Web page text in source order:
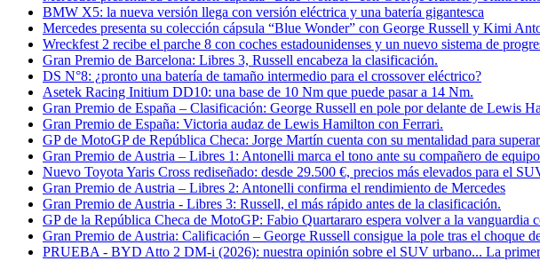
BMW X5: la nueva versión llega con versión eléctrica y una batería gigantesca
Mercedes presenta su colección cápsula “Blue Wonder” con George Russell y Kimi
Wreckfest 2 recibe el parche 8 con coches estadounidenses y un nuevo sistema de
Gran Premio de Barcelona: Libres 3, Russell encabeza la clasificación.
DS N°8: ¿pronto una batería de tamaño intermedio para el crossover eléctrico?
Asetek Racing Initium DD10: una base de 10 Nm que puede pasar a 14 Nm.
Gran Premio de España – Clasificación: George Russell en pole por delante de Lewis
Gran Premio de España: Victoria audaz de Lewis Hamilton con Ferrari.
GP de MotoGP de República Checa: Jorge Martín cuenta con su mentalidad para
Gran Premio de Austria – Libres 1: Antonelli marca el tono ante su compañero de equipo
Nuevo Toyota Yaris Cross rediseñado: desde 29.500 €, precios más elevados para el
Gran Premio de Austria – Libres 2: Antonelli confirma el rendimiento de Mercedes
Gran Premio de Austria - Libres 3: Russell, el más rápido antes de la clasificación.
GP de la República Checa de MotoGP: Fabio Quartararo espera volver a la vanguardia
Gran Premio de Austria: Calificación – George Russell consigue la pole tras el choque
PRUEBA - BYD Atto 2 DM-i (2026): nuestra opinión sobre el SUV urbano... La